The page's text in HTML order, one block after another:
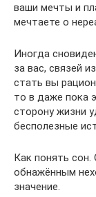
ваши мечты и
мечтаете о
Иногда
за вас, связей
стать вы
то в даже пока
сторону жизни
бесполезные
Как понять сон.
обнажённым
значение.